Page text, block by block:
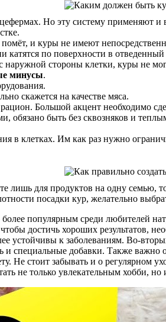
Но эту систему применяют и
и куры не имеют
по поверхности в
наружной стороны клетки, куры не
минусы.
скажется на качестве мяса.
Большой акцент необходимо
обязано быть без сквозняков и
в клетках. Им как раз нужно
лишь для продуктов на одну семью,
посадки кур, желательно
популярным среди любителей
достичь хороших результатов,
устойчивы к заболеваниям. Во-
специальные добавки. Также
Не стоит забывать и о
не только увлекательным хобби,